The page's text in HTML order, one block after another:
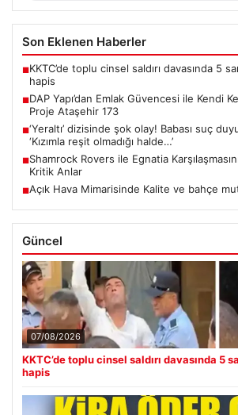
Son Eklenen Haberler
■KKTC’de toplu cinsel saldırı davasında 5
hapis
■DAP Yapı’dan Emlak Güvencesi ile Kendi
Proje Ataşehir 173
■‘Yeraltı’ dizisinde şok olay! Babası suç
‘Kızımla reşit olmadığı halde…’
■Shamrock Rovers ile Egnatia
Kritik Anlar
■Açık Hava Mimarisinde Kalite ve bahçe
Güncel
07/08/2026
KKTC’de toplu cinsel saldırı davasında 5
hapis